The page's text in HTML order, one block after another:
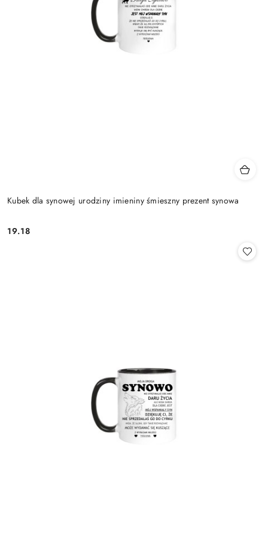
Kubek dla synowej urodziny imieniny śmieszny prezent synowa
Cena:
19.18